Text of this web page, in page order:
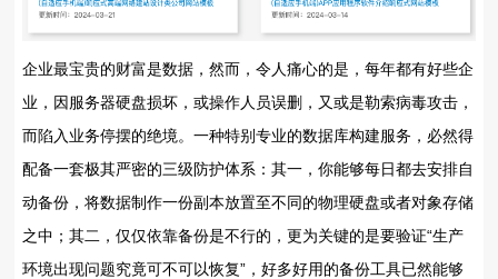
企业最宝贵的财富是数据，然而，令人痛心的是，每年都有好些企
业，因服务器硬盘损坏，或操作人员误删，又或是勒索病毒攻击，
而陷入业务停摆的绝境。一种特别专业的数据库构建服务，必然得
配备一套极其严密的三级防护体系：其一，你能够每日都去安排自
动备份，将数据制作一份副本放置至不同的物理硬盘或者对象存储
之中；其二，仅仅依靠备份是不行的，更为关键的是要验证“生产
环境出现问题究竟可不可以恢复”，好多好用的备份工具已然能够